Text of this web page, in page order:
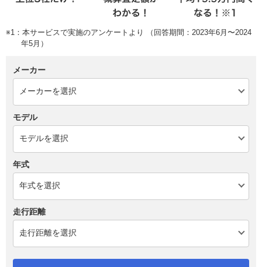
※1：本サービスで実施のアンケートより （回答期間：2023年6月〜2024
年5月）
メーカー
モデル
年式
走行距離